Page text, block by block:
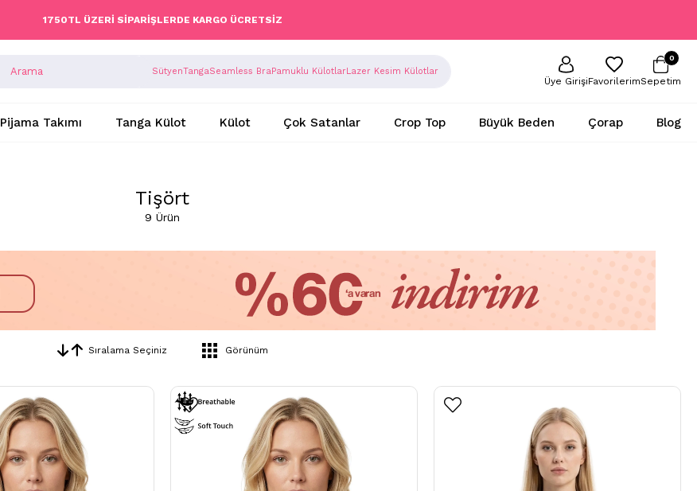
1750TL ÜZERİ SİPARİŞLERDE KARGO ÜCRETSİZ
SütyenTangaSeamless BraPamuklu KülotlarLazer Kesim Külotlar
Üye GirişiFavorilerimSepetim
0
Pijama Takımı Tanga Külot Külot Çok Satanlar Crop Top Büyük Beden Çorap Blog
Tişört
9 Ürün